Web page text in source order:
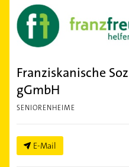
Franziskanische
gGmbH
SENIORENHEIME
E-Mail